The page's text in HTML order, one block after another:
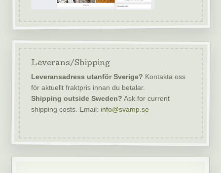
Leverans/Shipping
Leveransadress utanför Sverige? Kontakta oss
för aktuellt fraktpris innan du betalar.
Shipping outside Sweden? Ask for current
shipping costs. Email: info@svamp.se